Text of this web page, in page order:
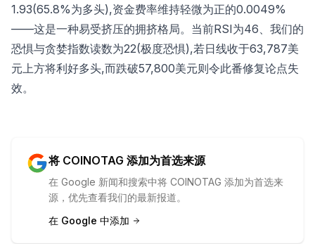
1.93(65.8%为多头),资金费率维持轻微为正的0.0049%
——这是一种易受挤压的拥挤格局。当前RSI为46、我们的
恐惧与贪婪指数读数为22(极度恐惧),若日线收于63,787美
元上方将利好多头,而跌破57,800美元则令此番修复论点失
效。
将 COINOTAG 添加为首选来源
在 Google 新闻和搜索中将 COINOTAG 添加为首选来
源，优先查看我们的最新报道。
在 Google 中添加